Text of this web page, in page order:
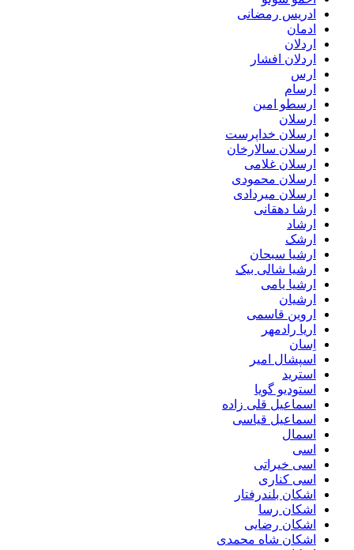
ادریس رمضانی
ادمان
اردلان
اردلان افشار
ارس
ارسام
ارسطو امین
ارسلان
ارسلان خداپرست
ارسلان سالارخان
ارسلان غلامی
ارسلان محمودی
ارسلان میردادی
ارشا دهقانی
ارشاد
ارشک
ارشیا سبحان
ارشیا شالی بیک
ارشیا یامی
ارشیان
اروین قاسمی
اریا رادمهر
اِسان
اسپشال امیر
استرید
استودیو گویا
اسماعیل قلی زاده
اسماعیل قیاسی
اسمال
اسی
اسی خیراتی
اسی کناری
اشکان بلندرفتار
اشکان رسا
اشکان رضایی
اشکان شاه محمدی